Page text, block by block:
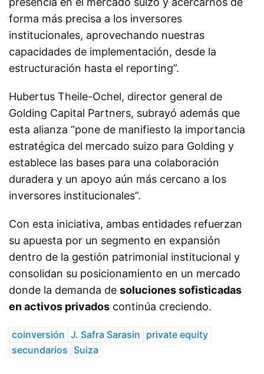
forma más precisa a los inversores
institucionales, aprovechando nuestras
capacidades de implementación, desde la
estructuración hasta el reporting”.
Hubertus Theile-Ochel, director general de
Golding Capital Partners, subrayó además que
esta alianza “pone de manifiesto la importancia
estratégica del mercado suizo para Golding y
establece las bases para una colaboración
duradera y un apoyo aún más cercano a los
inversores institucionales”.
Con esta iniciativa, ambas entidades refuerzan
su apuesta por un segmento en expansión
dentro de la gestión patrimonial institucional y
consolidan su posicionamiento en un mercado
donde la demanda de soluciones sofisticadas
en activos privados continúa creciendo.
coinversión J. Safra Sarasin private equity
secundarios Suiza